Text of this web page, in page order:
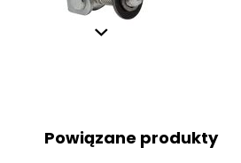
Powiązane produkty